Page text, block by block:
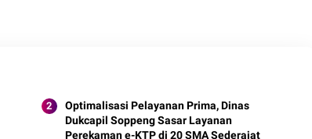
Optimalisasi Pelayanan Prima, Dinas
Dukcapil Soppeng Sasar Layanan
Perekaman e-KTP di 20 SMA Sederajat